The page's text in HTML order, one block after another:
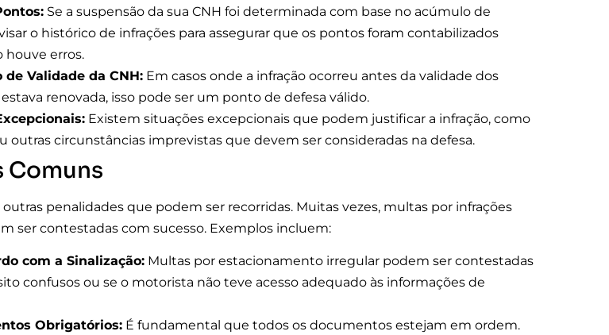
Se a suspensão da sua CNH foi determinada com base no acúmulo de
o histórico de infrações para assegurar que os pontos foram contabilizados
houve erros.
de Validade da CNH: Em casos onde a infração ocorreu antes da validade dos
renovada, isso pode ser um ponto de defesa válido.
Existem situações excepcionais que podem justificar a infração, como
outras circunstâncias imprevistas que devem ser consideradas na defesa.
Comuns
outras penalidades que podem ser recorridas. Muitas vezes, multas por infrações
ser contestadas com sucesso. Exemplos incluem:
com a Sinalização: Multas por estacionamento irregular podem ser contestadas
confusos ou se o motorista não teve acesso adequado às informações de
Obrigatórios: É fundamental que todos os documentos estejam em ordem.